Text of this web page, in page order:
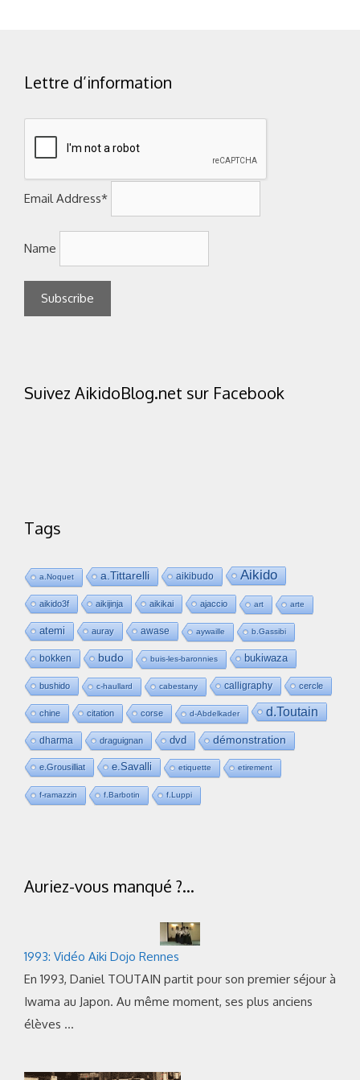
Lettre d’information
Email Address*
Name
Suivez AikidoBlog.net sur Facebook
Tags
a.Noquet a.Tittarelli aikibudo Aikido
aikido3f aikijinja aikikai ajaccio art arte
atemi auray awase aywaille b.Gassibi
bokken budo buis-les-baronnies bukiwaza
bushido c-haullard cabestany calligraphy cercle
chine citation corse d-Abdelkader d.Toutain
dharma draguignan dvd démonstration
e.Grousilliat e.Savalli etiquette etirement
f-ramazzin f.Barbotin f.Luppi
Auriez-vous manqué ?…
1993: Vidéo Aiki Dojo Rennes
En 1993, Daniel TOUTAIN partit pour son premier séjour à
Iwama au Japon. Au même moment, ses plus anciens
élèves …